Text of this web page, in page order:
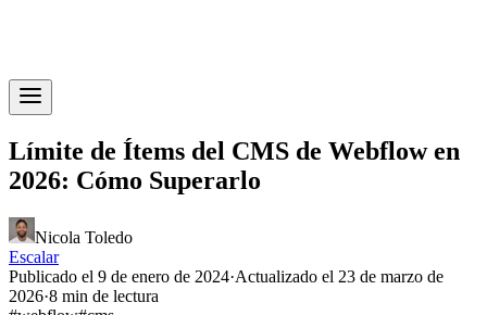
Límite de Ítems del CMS de Webflow en
2026: Cómo Superarlo
Nicola Toledo
Escalar
Publicado el 9 de enero de 2024·Actualizado el 23 de marzo de
2026·8 min de lectura